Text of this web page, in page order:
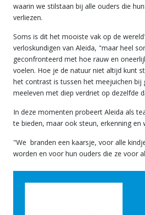
waarin we stilstaan bij alle ouders die
verliezen.
Soms is dit het mooiste vak op de
verloskundigen van Aleida, "maar heel
geconfronteerd met hoe rauw en
voelen. Hoe je de natuur niet altijd kunt
het contrast is tussen het meejuichen bij
meeleven met diep verdriet op dezelfde
In deze momenten probeert Aleida als
te bieden, maar ook steun, erkenning en
"We branden een kaarsje, voor alle
worden en voor hun ouders die ze voor